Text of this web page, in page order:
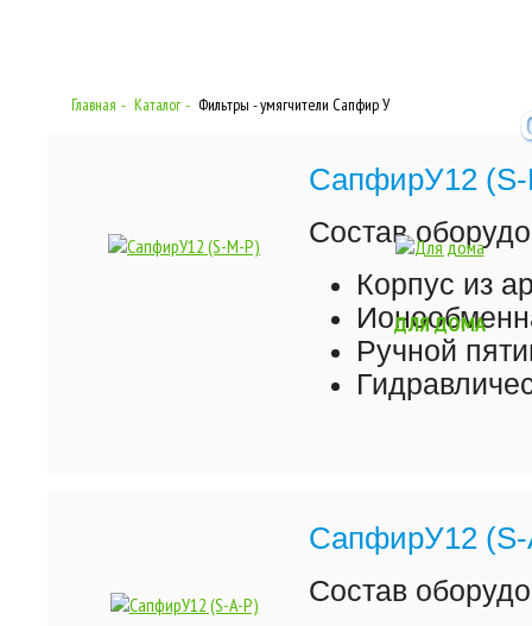
ДЛЯ ДОМА
Главная Каталог Фильтры - умягчители Сапфир У
СапфирУ12 (S-
Состав
Корпус из
Ручной
СапфирУ12 (S-
Состав